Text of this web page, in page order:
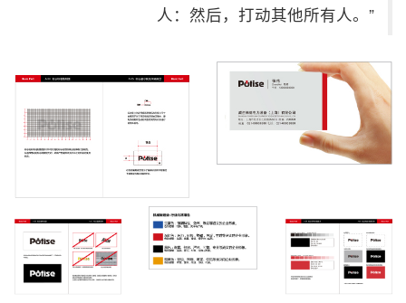
人：然后，打动其他所有人。”